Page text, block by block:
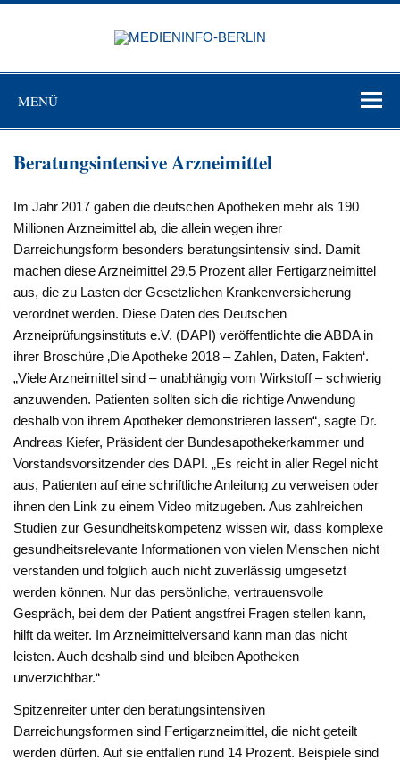
Zum
MENÜ
Beratungsintensive Arzneimittel
Im Jahr 2017 gaben die deutschen Apotheken mehr als 190
Millionen Arzneimittel ab, die allein wegen ihrer
Darreichungsform besonders beratungsintensiv sind. Damit
machen diese Arzneimittel 29,5 Prozent aller Fertigarzneimittel
aus, die zu Lasten der Gesetzlichen Krankenversicherung
verordnet werden. Diese Daten des Deutschen
Arzneiprüfungsinstituts e.V. (DAPI) veröffentlichte die ABDA in
ihrer Broschüre ‚Die Apotheke 2018 – Zahlen, Daten, Fakten‘.
„Viele Arzneimittel sind – unabhängig vom Wirkstoff – schwierig
anzuwenden. Patienten sollten sich die richtige Anwendung
deshalb von ihrem Apotheker demonstrieren lassen“, sagte Dr.
Andreas Kiefer, Präsident der Bundesapothekerkammer und
Vorstandsvorsitzender des DAPI. „Es reicht in aller Regel nicht
aus, Patienten auf eine schriftliche Anleitung zu verweisen oder
ihnen den Link zu einem Video mitzugeben. Aus zahlreichen
Studien zur Gesundheitskompetenz wissen wir, dass komplexe
gesundheitsrelevante Informationen von vielen Menschen nicht
verstanden und folglich auch nicht zuverlässig umgesetzt
werden können. Nur das persönliche, vertrauensvolle
Gespräch, bei dem der Patient angstfrei Fragen stellen kann,
hilft da weiter. Im Arzneimittelversand kann man das nicht
leisten. Auch deshalb sind und bleiben Apotheken
unverzichtbar.“
Spitzenreiter unter den beratungsintensiven
Darreichungsformen sind Fertigarzneimittel, die nicht geteilt
werden dürfen. Auf sie entfallen rund 14 Prozent. Beispiele sind